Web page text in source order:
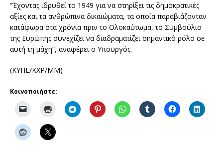
“Έχοντας ιδρυθεί το 1949 για να στηρίξει τις δημοκρατικές
αξίες και τα ανθρώπινα δικαιώματα, τα οποία παραβιάζονταν
κατάφωρα στα χρόνια πριν το Ολοκαύτωμα, το Συμβούλιο
της Ευρώπης συνεχίζει να διαδραματίζει σημαντικό ρόλο σε
αυτή τη μάχη”, αναφέρει ο Υπουργός.
(ΚΥΠΕ/ΚΧΡ/ΜΜ)
Κοινοποιήστε: